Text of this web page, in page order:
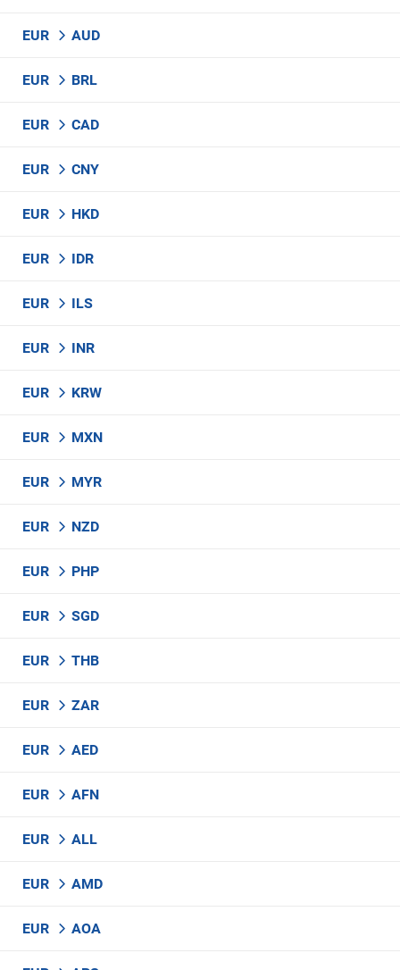
EUR AUD
EUR BRL
EUR CAD
EUR CNY
EUR HKD
EUR IDR
EUR ILS
EUR INR
EUR KRW
EUR MXN
EUR MYR
EUR NZD
EUR PHP
EUR SGD
EUR THB
EUR ZAR
EUR AED
EUR AFN
EUR ALL
EUR AMD
EUR AOA